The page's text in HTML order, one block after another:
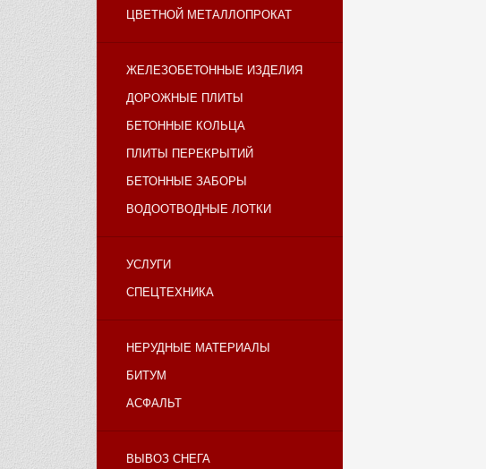
ЦВЕТНОЙ МЕТАЛЛОПРОКАТ
ЖЕЛЕЗОБЕТОННЫЕ ИЗДЕЛИЯ
ДОРОЖНЫЕ ПЛИТЫ
БЕТОННЫЕ КОЛЬЦА
ПЛИТЫ ПЕРЕКРЫТИЙ
БЕТОННЫЕ ЗАБОРЫ
ВОДООТВОДНЫЕ ЛОТКИ
УСЛУГИ
СПЕЦТЕХНИКА
НЕРУДНЫЕ МАТЕРИАЛЫ
БИТУМ
АСФАЛЬТ
ВЫВОЗ СНЕГА